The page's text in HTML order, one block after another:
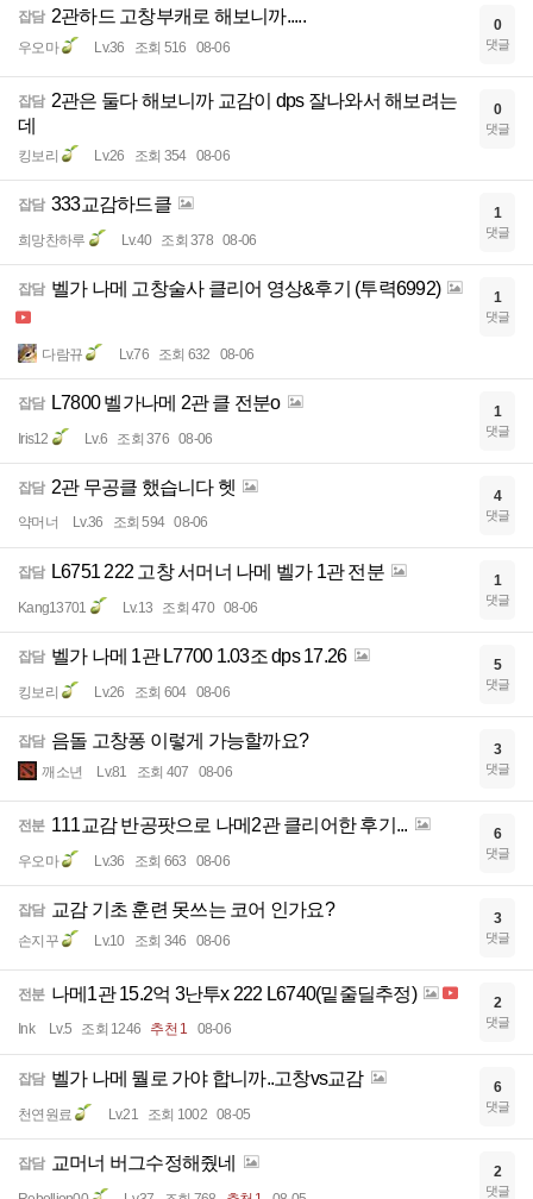
잡담 2관하드 고창부캐로 해보니까.....
우오마 Lv.36 조회 516 08-06
0
댓글
잡담 2관은 둘다 해보니까 교감이 dps 잘나와서 해보려는
데
킹보리 Lv.26 조회 354 08-06
0
댓글
잡담 333교감하드클
희망찬하루 Lv.40 조회 378 08-06
1
댓글
잡담 벨가 나메 고창술사 클리어 영상&후기 (투력6992)
다람뀨 Lv.76 조회 632 08-06
1
댓글
잡담 L7800 벨가나메 2관 클 전분o
Iris12 Lv.6 조회 376 08-06
1
댓글
잡담 2관 무공클 했습니다 헷
약머너 Lv.36 조회 594 08-06
4
댓글
잡담 L6751 222 고창 서머너 나메 벨가 1관 전분
Kang13701 Lv.13 조회 470 08-06
1
댓글
잡담 벨가 나메 1관 L7700 1.03조 dps 17.26
킹보리 Lv.26 조회 604 08-06
5
댓글
잡담 음돌 고창퐁 이렇게 가능할까요?
깨소년 Lv.81 조회 407 08-06
3
댓글
전분 111교감 반공팟으로 나메2관 클리어한 후기...
우오마 Lv.36 조회 663 08-06
6
댓글
잡담 교감 기초 훈련 못쓰는 코어 인가요?
손지꾸 Lv.10 조회 346 08-06
3
댓글
전분 나메1관 15.2억 3난투x 222 L6740(밑줄딜추정)
Ink Lv.5 조회 1246 추천 1 08-06
2
댓글
잡담 벨가 나메 뭘로 가야 합니까..고창vs교감
천연원료 Lv.21 조회 1002 08-05
6
댓글
잡담 교머너 버그수정해줬네 2
댓글